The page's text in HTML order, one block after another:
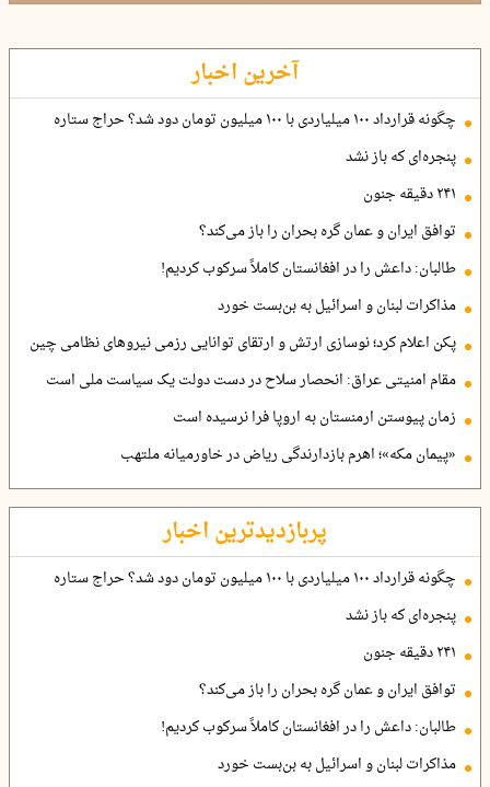
آخرین اخبار
چگونه قرارداد ۱۰۰ میلیاردی با ۱۰۰ میلیون تومان دود شد؟ حراج ستاره
پنجره‌ای که باز نشد
۲۴۱ دقیقه جنون
توافق ایران و عمان گره بحران را باز می‌کند؟
طالبان: داعش را در افغانستان کاملاً سرکوب کردیم!
مذاکرات لبنان و اسرائیل به بن‌بست خورد
پکن اعلام کرد؛ نوسازی ارتش و ارتقای توانایی رزمی نیروهای نظامی چین
مقام امنیتی عراق: انحصار سلاح در دست دولت یک سیاست ملی است
زمان پیوستن ارمنستان به اروپا فرا نرسیده است
«پیمان مکه»؛ اهرم بازدارندگی ریاض در خاورمیانه ملتهب
پربازدیدترین اخبار
چگونه قرارداد ۱۰۰ میلیاردی با ۱۰۰ میلیون تومان دود شد؟ حراج ستاره
پنجره‌ای که باز نشد
۲۴۱ دقیقه جنون
توافق ایران و عمان گره بحران را باز می‌کند؟
طالبان: داعش را در افغانستان کاملاً سرکوب کردیم!
مذاکرات لبنان و اسرائیل به بن‌بست خورد